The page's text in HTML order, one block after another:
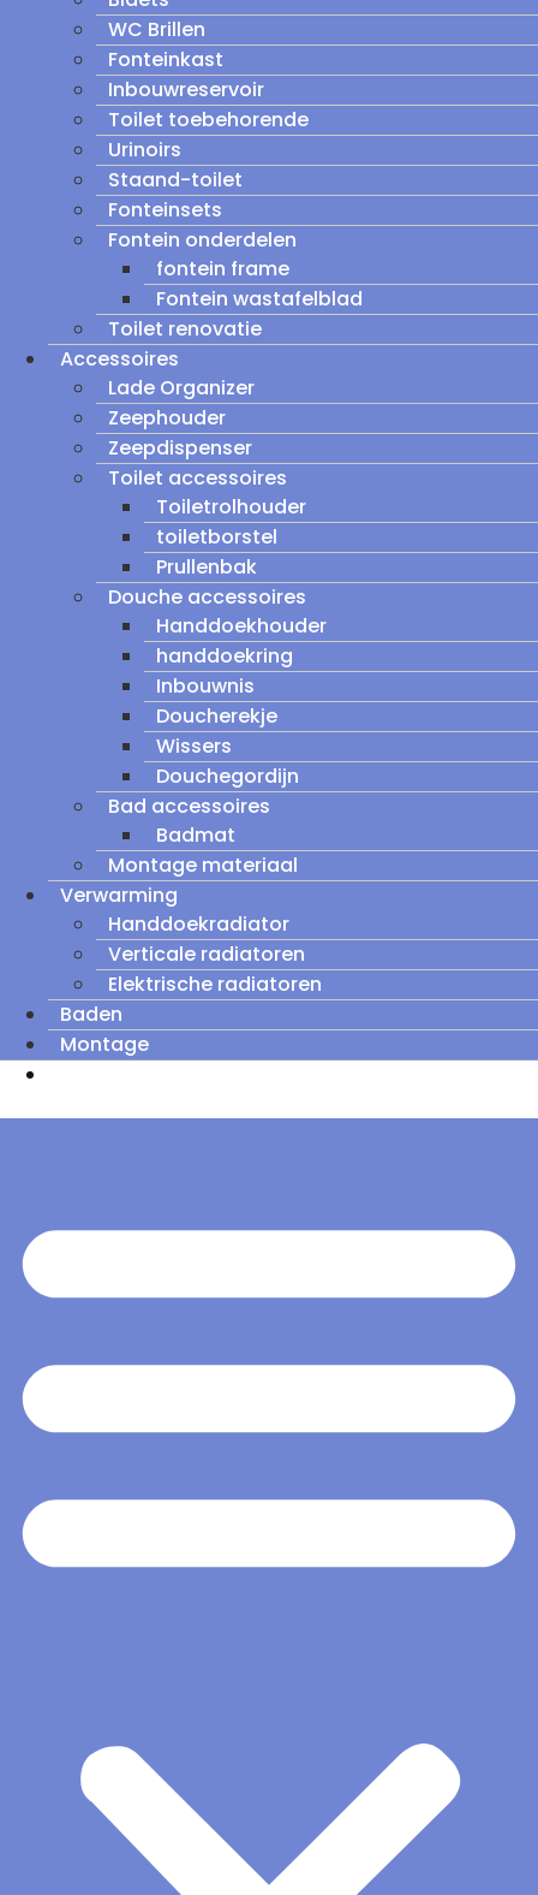
WC Brillen
Fonteinkast
Inbouwreservoir
Toilet toebehorende
Urinoirs
Staand-toilet
Fonteinsets
Fontein onderdelen
fontein frame
Fontein wastafelblad
Toilet renovatie
Accessoires
Lade Organizer
Zeephouder
Zeepdispenser
Toilet accessoires
Toiletrolhouder
toiletborstel
Prullenbak
Douche accessoires
Handdoekhouder
handdoekring
Inbouwnis
Doucherekje
Wissers
Douchegordijn
Bad accessoires
Badmat
Montage materiaal
Verwarming
Handdoekradiator
Verticale radiatoren
Elektrische radiatoren
Baden
Montage